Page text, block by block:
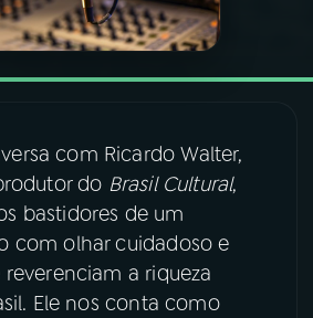
NACIONAL
com Ricardo Walter,
do Brasil Cultural,
bastidores de um
com olhar cuidadoso e
a riqueza
Ele nos conta como